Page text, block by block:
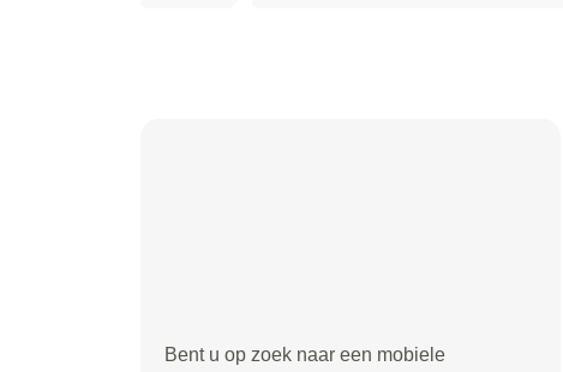
Bent u op zoek naar een mobiele